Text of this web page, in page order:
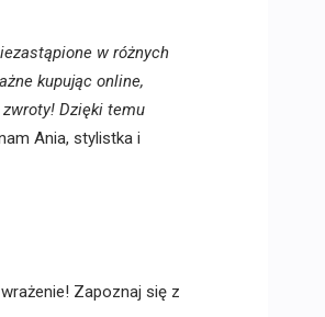
w różnych
kupując online,
Dzięki temu
Ania, stylistka i
Zapoznaj się z